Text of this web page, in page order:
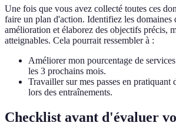
Une fois que vous avez collecté toutes ces
faire un plan d'action. Identifiez les domaines
amélioration et élaborez des objectifs précis,
atteignables. Cela pourrait ressembler à :
Améliorer mon pourcentage de
les 3 prochains mois.
Travailler sur mes passes en pratiquant
lors des entraînements.
Checklist avant d'évaluer